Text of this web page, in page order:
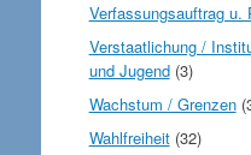
Verfassungsauftrag u.
Verstaatlichung /
und Jugend(3)
Wachstum / Grenzen
Wahlfreiheit(32)